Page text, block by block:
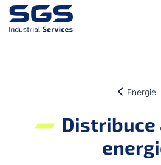
Energie
Distribuce